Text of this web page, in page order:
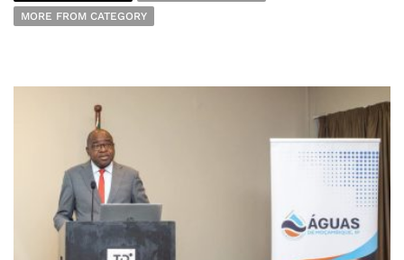
MORE FROM CATEGORY